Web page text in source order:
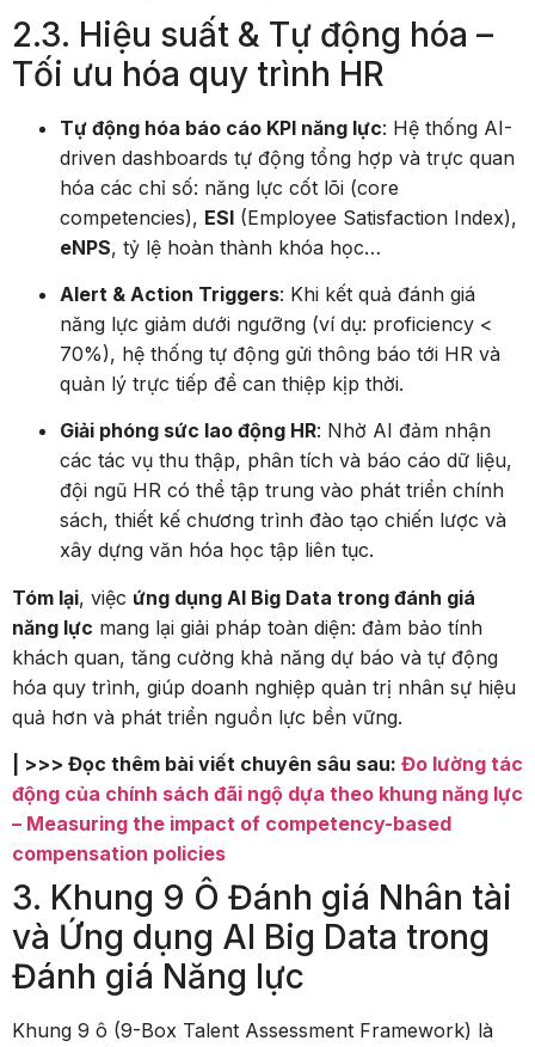
2.3. Hiệu suất & Tự động hóa –
Tối ưu hóa quy trình HR
Tự động hóa báo cáo KPI năng lực: Hệ thống AI-
driven dashboards tự động tổng hợp và trực quan
hóa các chỉ số: năng lực cốt lõi (core
competencies), ESI (Employee Satisfaction Index),
eNPS, tỷ lệ hoàn thành khóa học…
Alert & Action Triggers: Khi kết quả đánh giá
năng lực giảm dưới ngưỡng (ví dụ: proficiency <
70%), hệ thống tự động gửi thông báo tới HR và
quản lý trực tiếp để can thiệp kịp thời.
Giải phóng sức lao động HR: Nhờ AI đảm nhận
các tác vụ thu thập, phân tích và báo cáo dữ liệu,
đội ngũ HR có thể tập trung vào phát triển chính
sách, thiết kế chương trình đào tạo chiến lược và
xây dựng văn hóa học tập liên tục.
Tóm lại, việc ứng dụng AI Big Data trong đánh giá
năng lực mang lại giải pháp toàn diện: đảm bảo tính
khách quan, tăng cường khả năng dự báo và tự động
hóa quy trình, giúp doanh nghiệp quản trị nhân sự hiệu
quả hơn và phát triển nguồn lực bền vững.
| >>> Đọc thêm bài viết chuyên sâu sau: Đo lường tác
động của chính sách đãi ngộ dựa theo khung năng lực
– Measuring the impact of competency-based
compensation policies
3. Khung 9 Ô Đánh giá Nhân tài
và Ứng dụng AI Big Data trong
Đánh giá Năng lực
Khung 9 ô (9-Box Talent Assessment Framework) là